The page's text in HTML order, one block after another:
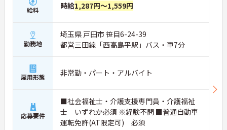
給料 時給1,287円～1,559円
勤務地
埼玉県 戸田市 笹目6-24-39
都営三田線「西高島平駅」バス・車7分
雇用形態 非常勤・パート・アルバイト
応募要件
■社会福祉士・介護支援専門員・介護福祉
士 いずれか必須 ※経験不問 ■普通自動車
運転免許(AT限定可) 必須